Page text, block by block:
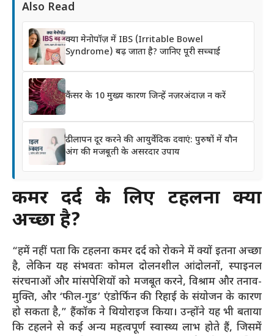
Also Read
क्या मेनोपॉज़ में IBS (Irritable Bowel
Syndrome) बढ़ जाता है? जानिए पूरी सच्चाई
कैंसर के 10 मुख्य कारण जिन्हें नज़रअंदाज़ न करें
ढीलापन दूर करने की आयुर्वेदिक दवाएं: पुरुषों में यौन
अंग की मजबूती के असरदार उपाय
कमर दर्द के लिए टहलना क्यों
अच्छा है?
“हमें नहीं पता कि टहलना कमर दर्द को रोकने में क्यों इतना अच्छा
है, लेकिन यह संभवतः कोमल दोलनशील आंदोलनों, स्पाइनल
संरचनाओं और मांसपेशियों को मजबूत करने, विश्राम और तनाव-
मुक्ति, और ‘फील-गुड’ एंडोर्फिन की रिहाई के संयोजन के कारण
हो सकता है,” हैंकॉक ने थियोराइज किया। उन्होंने यह भी बताया
कि टहलने से कई अन्य महत्वपूर्ण स्वास्थ्य लाभ होते हैं, जिसमें